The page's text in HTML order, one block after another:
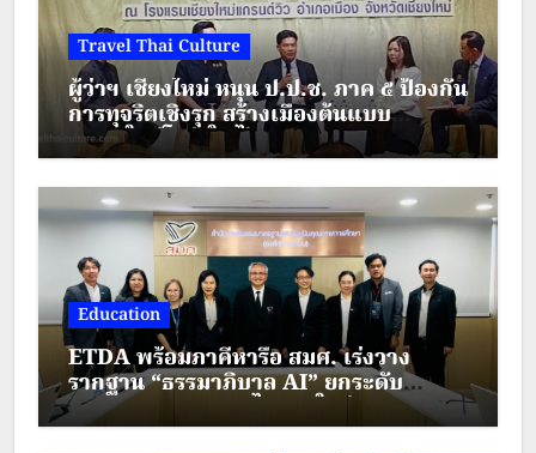
ไปถ่ายรูปที่ระลึกบนถนนเส้นหลักที่มี
ถนนคนเดินทุกๆวันอาทิตย์ สามารถ
เดินทางสักการะวัดสำคัญๆต่างๆ
ภายในคูเมืองได้ เดินมาเรียกรถแดงได้
สดวกมาก สงกรานต์นี้ เล่นน้ำเปียก
แล้ว เดินกลับโรงแรมอาบน้ำเปลี่ยน
เสื้อผ้าได้ง่ายและชิลล์มาก โรงแรมที่
อยู่คู่เชียงใหม่มายาวนาน ไม่เคยลด
ด้านคุณภาพของการให้บริการเลย หา
Travel Thai Culture
ผู้ว่าฯ เชียงใหม่ หนุน ป.ป.ช. ภาค ๕ ป้องกัน
การทุจริตเชิงรุก สร้างเมืองต้นแบบ
“เชียงใหม่โปร่งใส ไร้สินบน”
Education
ETDA พร้อมภาคีหารือ สมศ. เร่งวาง
รากฐาน “ธรรมาภิบาล AI” ยกระดับ
มาตรฐานการศึกษาไทยยุคใหม่